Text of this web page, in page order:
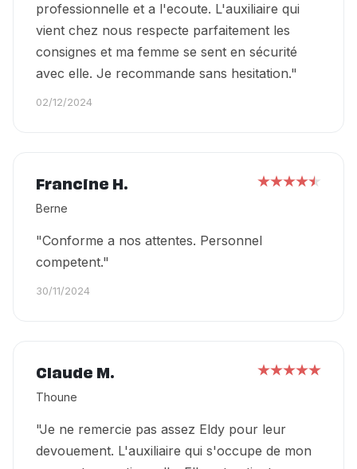
professionnelle et a l'ecoute. L'auxiliaire qui
vient chez nous respecte parfaitement les
consignes et ma femme se sent en sécurité
avec elle. Je recommande sans hesitation."
02/12/2024
Francine H.
Berne
"Conforme a nos attentes. Personnel
competent."
30/11/2024
Claude M.
Thoune
"Je ne remercie pas assez Eldy pour leur
devouement. L'auxiliaire qui s'occupe de mon